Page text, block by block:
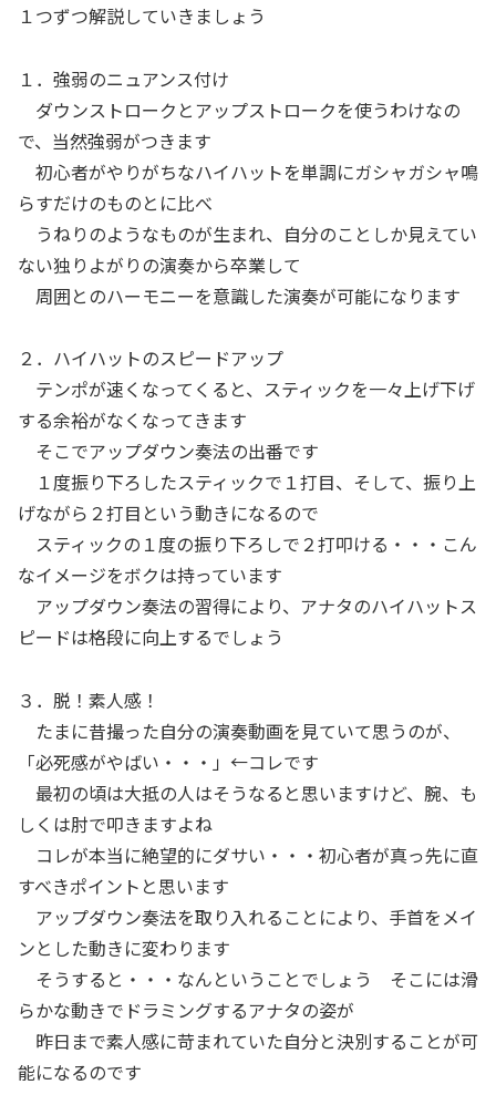
１つずつ解説していきましょう
１．強弱のニュアンス付け
ダウンストロークとアップストロークを使うわけなの
で、当然強弱がつきます
初心者がやりがちなハイハットを単調にガシャガシャ鳴
らすだけのものとに比べ
うねりのようなものが生まれ、自分のことしか見えてい
ない独りよがりの演奏から卒業して
周囲とのハーモニーを意識した演奏が可能になります
２．ハイハットのスピードアップ
テンポが速くなってくると、スティックを一々上げ下げ
する余裕がなくなってきます
そこでアップダウン奏法の出番です
１度振り下ろしたスティックで１打目、そして、振り上
げながら２打目という動きになるので
スティックの１度の振り下ろしで２打叩ける・・・こん
なイメージをボクは持っています
アップダウン奏法の習得により、アナタのハイハットス
ピードは格段に向上するでしょう
３．脱！素人感！
たまに昔撮った自分の演奏動画を見ていて思うのが、
「必死感がやばい・・・」←コレです
最初の頃は大抵の人はそうなると思いますけど、腕、も
しくは肘で叩きますよね
コレが本当に絶望的にダサい・・・初心者が真っ先に直
すべきポイントと思います
アップダウン奏法を取り入れることにより、手首をメイ
ンとした動きに変わります
そうすると・・・なんということでしょう そこには滑
らかな動きでドラミングするアナタの姿が
昨日まで素人感に苛まれていた自分と決別することが可
能になるのです